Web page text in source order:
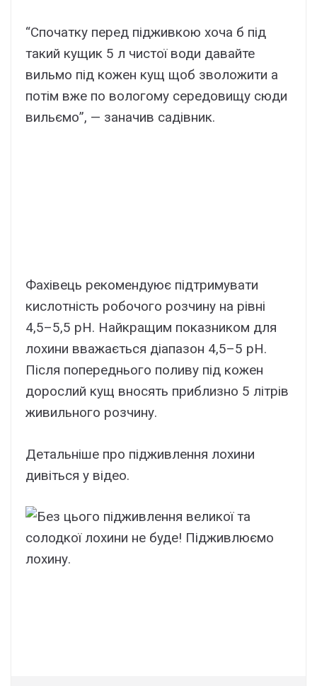
“Спочатку перед підживкою хоча б під
такий кущик 5 л чистої води давайте
вильмо під кожен кущ щоб зволожити а
потім вже по вологому середовищу сюди
вильємо”, — заначив садівник.
Фахівець рекомендуює підтримувати
кислотність робочого розчину на рівні
4,5–5,5 pH. Найкращим показником для
лохини вважається діапазон 4,5–5 pH.
Після попереднього поливу під кожен
дорослий кущ вносять приблизно 5 літрів
живильного розчину.
Детальніше про підживлення лохини
дивіться у відео.